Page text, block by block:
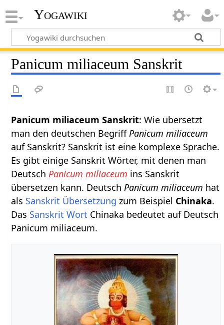
Yogawiki
Panicum miliaceum Sanskrit
Panicum miliaceum Sanskrit: Wie übersetzt
man den deutschen BegriffPanicum miliaceum
auf Sanskrit? Sanskrit ist eine komplexe Sprache.
Es gibt einige Sanskrit Wörter, mit denen man
DeutschPanicum miliaceum ins Sanskrit
übersetzen kann. DeutschPanicum miliaceum hat
als Sanskrit Übersetzung zum Beispiel Chinaka.
Das Sanskrit Wort Chinaka bedeutet auf Deutsch
Panicum miliaceum.